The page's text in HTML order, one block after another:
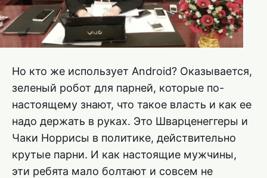
Но кто же использует Android? Оказывается,
зеленый робот для парней, которые по-
настоящему знают, что такое власть и как ее
надо держать в руках. Это Шварценеггеры и
Чаки Норрисы в политике, действительно
крутые парни. И как настоящие мужчины,
эти ребята мало болтают и совсем не